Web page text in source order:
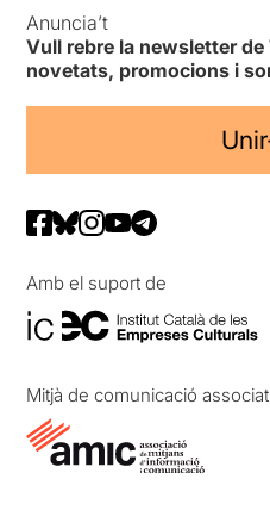
Anuncia’t
Vull rebre la newsletter
novetats, promocions i
Amb el suport de
Mitjà de comunicació